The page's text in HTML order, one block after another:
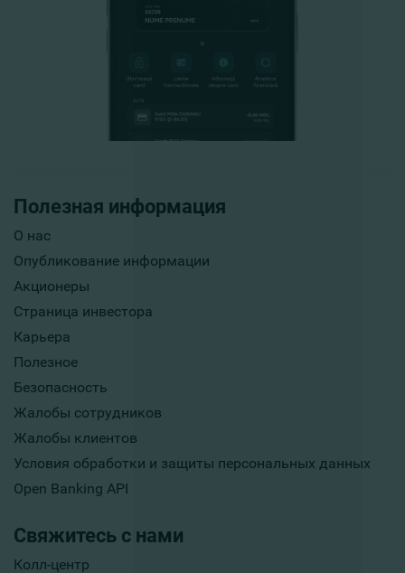
Полезная информация
О нас
Опубликование информации
Акционеры
Страница инвестора
Карьера
Полезное
Безопасность
Жалобы сотрудников
Жалобы клиентов
Условия обработки и защиты персональных данных
Open Banking API
Свяжитесь с нами
Колл-центр